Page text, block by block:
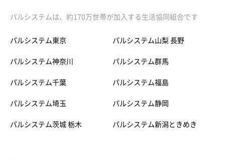
パルシステムは、約170万世帯が加入する生活協同組合です
パルシステム東京
パルシステム神奈川
パルシステム千葉
パルシステム埼玉
パルシステム茨城 栃木
パルシステム山梨 長野
パルシステム群馬
パルシステム福島
パルシステム静岡
パルシステム新潟ときめき